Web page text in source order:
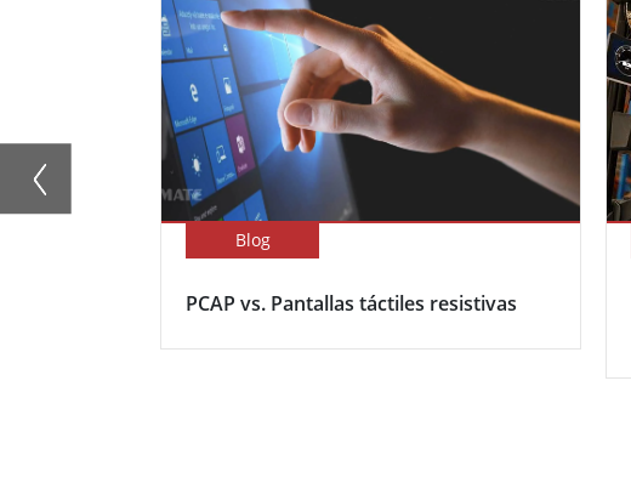
Blog
PCAP vs. Pantallas táctiles resistivas